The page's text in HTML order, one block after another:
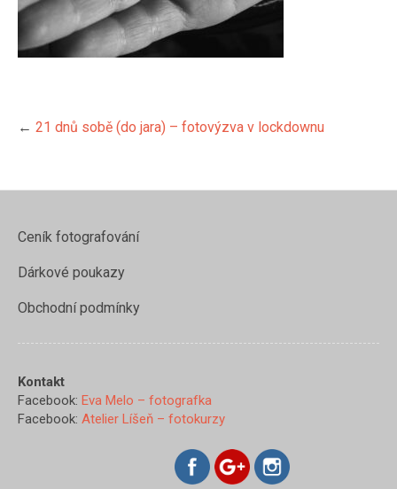
← 21 dnů sobě (do jara) – fotovýzva v lockdownu
Ceník fotografování
Dárkové poukazy
Obchodní podmínky
Kontakt
Facebook: Eva Melo – fotografka
Facebook: Atelier Líšeň – fotokurzy
fotovyzva-
saavedra-
strach">